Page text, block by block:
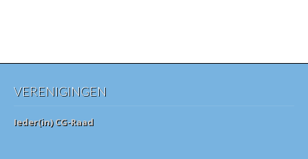
VERENIGINGEN
Ieder(in) CG-Raad